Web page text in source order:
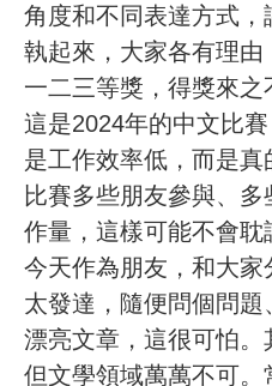
角度和不同表達方式
執起來，大家各有理由
一二三等獎，得獎來之
這是2024年的中文比
是工作效率低，而是
比賽多些朋友參與、
作量，這樣可能不會耽
今天作為朋友，和大
太發達，隨便問個問
漂亮文章，這很可怕。
但文學領域萬萬不可